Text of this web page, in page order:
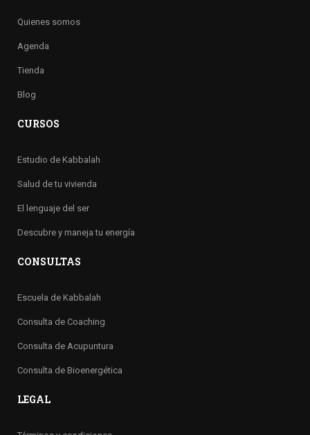
Quienes somos
Agenda
Tienda
Blog
CURSOS
Estudio de Kabbalah
Salud de tu vivienda
El lenguaje del ser
Descubre y maneja tu energía
CONSULTAS
Escuela de Kabbalah
Consulta de Coaching
Consulta de Acupuntura
Consulta de Bioenergética
LEGAL